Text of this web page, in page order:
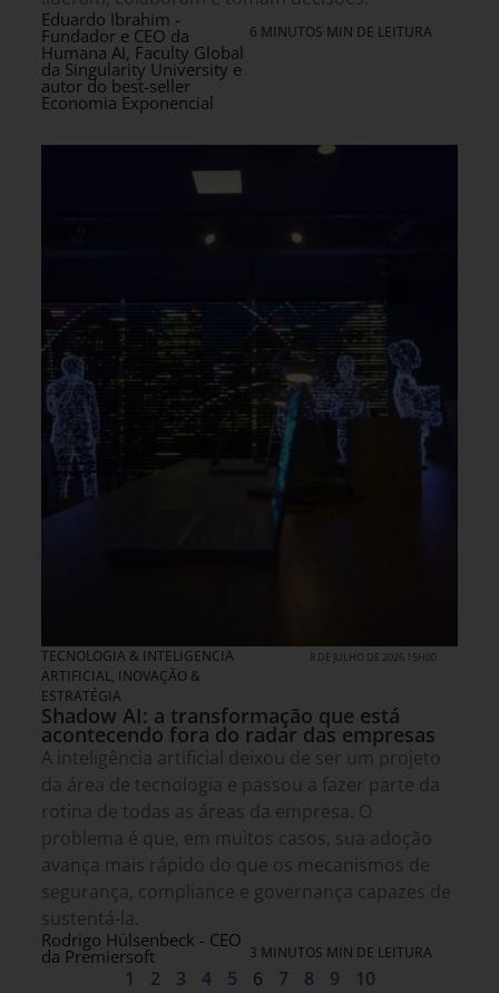
Eduardo Ibrahim -
Fundador e CEO da
Humana AI, Faculty Global
da Singularity University e
autor do best-seller
Economia Exponencial
6 MINUTOS MIN DE LEITURA
TECNOLOGIA & INTELIGENCIA
ARTIFICIAL, INOVAÇÃO &
ESTRATÉGIA
8 DE JULHO DE 2026 15H00
Shadow AI: a transformação que está
acontecendo fora do radar das empresas
A inteligência artificial deixou de ser um projeto
da área de tecnologia e passou a fazer parte da
rotina de todas as áreas da empresa. O
problema é que, em muitos casos, sua adoção
avança mais rápido do que os mecanismos de
segurança, compliance e governança capazes de
sustentá-la.
Rodrigo Hülsenbeck - CEO
da Premiersoft 3 MINUTOS MIN DE LEITURA
1 2 3 4 5 6 7 8 9 10